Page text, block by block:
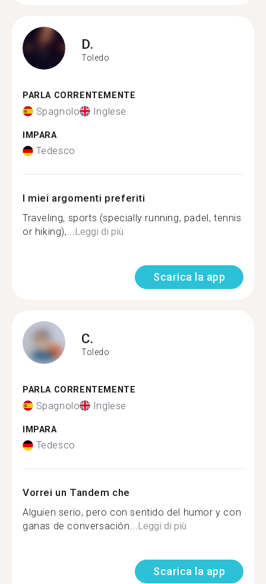
D.
Toledo
PARLA CORRENTEMENTE
Spagnolo Inglese
IMPARA
Tedesco
I miei argomenti preferiti
Traveling, sports (specially running, padel, tennis
or hiking),...Leggi di più
Scarica la app
C.
Toledo
PARLA CORRENTEMENTE
Spagnolo Inglese
IMPARA
Tedesco
Vorrei un Tandem che
Alguien serio, pero con sentido del humor y con
ganas de conversación...Leggi di più
Scarica la app